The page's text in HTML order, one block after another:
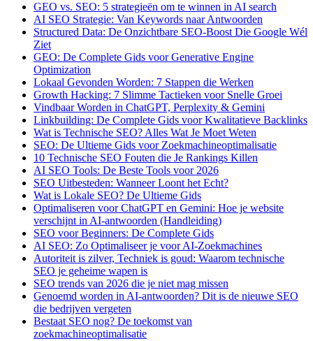
GEO vs. SEO: 5 strategieën om te winnen in AI search
AI SEO Strategie: Van Keywords naar Antwoorden
Structured Data: De Onzichtbare SEO-Boost Die Google Wél
Ziet
GEO: De Complete Gids voor Generative Engine
Optimization
Lokaal Gevonden Worden: 7 Stappen die Werken
Growth Hacking: 7 Slimme Tactieken voor Snelle Groei
Vindbaar Worden in ChatGPT, Perplexity & Gemini
Linkbuilding: De Complete Gids voor Kwalitatieve Backlinks
Wat is Technische SEO? Alles Wat Je Moet Weten
SEO: De Ultieme Gids voor Zoekmachineoptimalisatie
10 Technische SEO Fouten die Je Rankings Killen
AI SEO Tools: De Beste Tools voor 2026
SEO Uitbesteden: Wanneer Loont het Echt?
Wat is Lokale SEO? De Ultieme Gids
Optimaliseren voor ChatGPT en Gemini: Hoe je website
verschijnt in AI-antwoorden (Handleiding)
SEO voor Beginners: De Complete Gids
AI SEO: Zo Optimaliseer je voor AI-Zoekmachines
Autoriteit is zilver, Techniek is goud: Waarom technische
SEO je geheime wapen is
SEO trends van 2026 die je niet mag missen
Genoemd worden in AI-antwoorden? Dit is de nieuwe SEO
die bedrijven vergeten
Bestaat SEO nog? De toekomst van
zoekmachineoptimalisatie